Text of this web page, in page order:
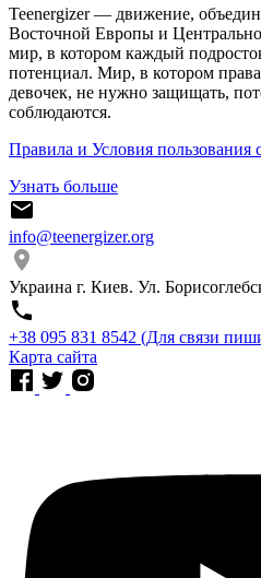
Teenergizer — движение,
Восточной Европы и
мир, в котором каждый
потенциал. Мир, в котором
девочек, не нужно защищать,
соблюдаются.
Правила и Условия пользования
Узнать больше
info@teenergizer.org
Украина г. Киев. Ул.
⁨+38 095 831 8542⁩ (Для связи
Карта сайта